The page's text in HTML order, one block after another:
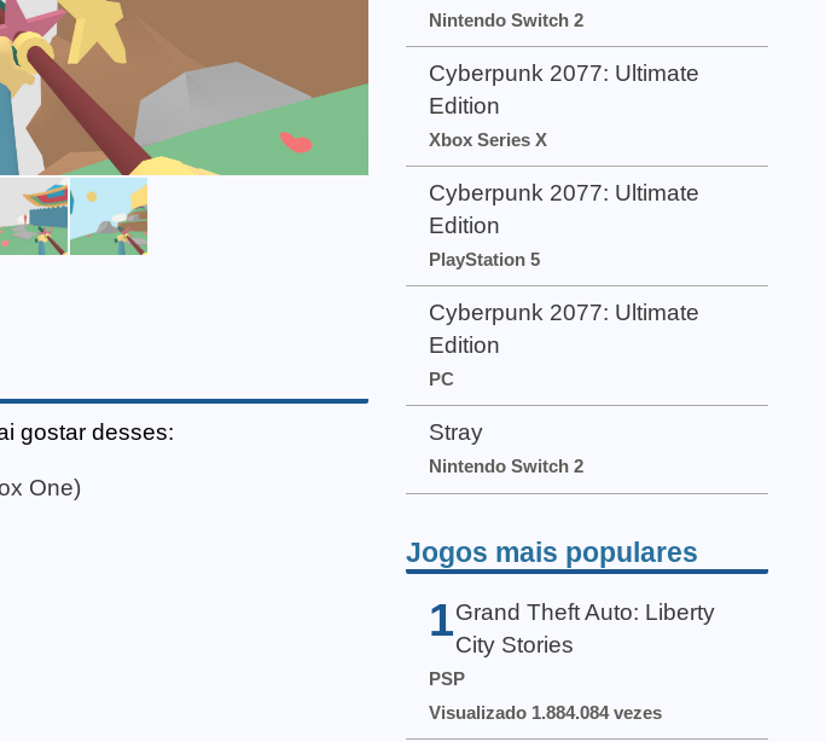
gostar desses:
One)
Nintendo Switch 2
Cyberpunk 2077: Ultimate
Edition
Xbox Series X
Cyberpunk 2077: Ultimate
Edition
PlayStation 5
Cyberpunk 2077: Ultimate
Edition
PC
Stray
Nintendo Switch 2
Jogos mais populares
1 Grand Theft Auto: Liberty
City Stories
PSP
Visualizado 1.884.084 vezes